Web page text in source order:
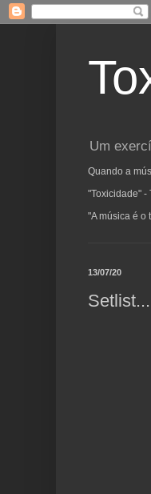
Um
Quando a
"Toxicidade" -
"A música é o
13/07/20